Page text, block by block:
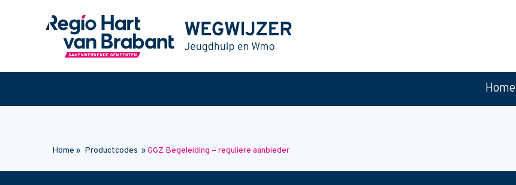
Home
Home » Productcodes »GGZ Begeleiding – reguliere aanbieder